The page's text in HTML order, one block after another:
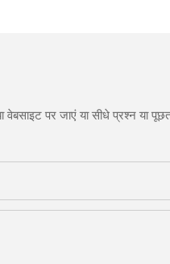
पर जाएं या सीधे प्रश्न या